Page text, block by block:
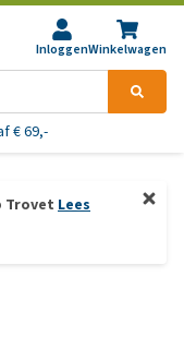
InloggenWinkelwagen
€ 69,-
Trovet Lees